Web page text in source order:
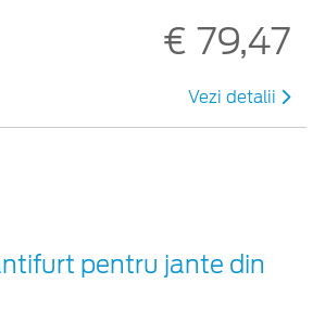
€ 79,47
Vezi detalii
pentru jante din